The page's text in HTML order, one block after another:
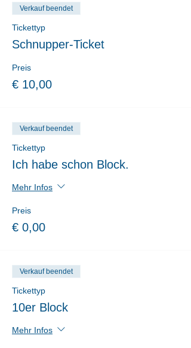
Verkauf beendet
Tickettyp
Schnupper-Ticket
Preis
€ 10,00
Verkauf beendet
Tickettyp
Ich habe schon Block.
Mehr Infos
Preis
€ 0,00
Verkauf beendet
Tickettyp
10er Block
Mehr Infos